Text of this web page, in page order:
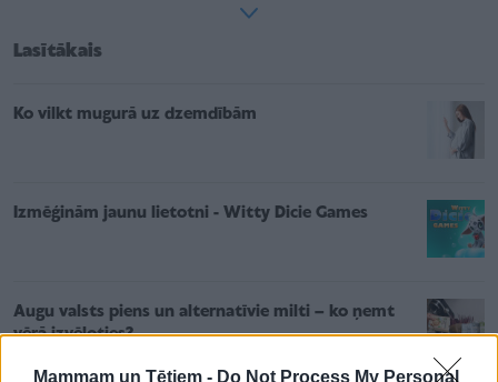
Mammam un Tētiem - Do Not Process My Personal
Lasītākais
Ko vilkt mugurā uz dzemdībām
Izmēģinām jaunu lietotni - Witty Dicie Games
Augu valsts piens un alternatīvie milti – ko ņemt
vērā izvēloties?